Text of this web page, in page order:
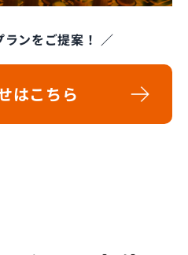
ンをご提案！ ／
はこちら